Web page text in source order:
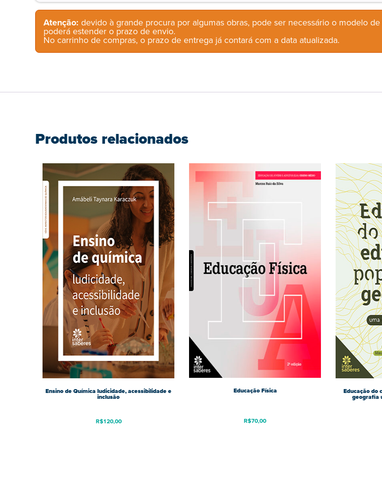
Atenção: devido à grande procura por algumas obras, pode ser necessário o modelo
poderá estender o prazo de envio.
No carrinho de compras, o prazo de entrega já contará com a data atualizada.
Produtos relacionados
Ensino de Química ludicidade, acessibilidade e
inclusão
R$120,00
Educação Física
R$70,00
Educação do
geografia